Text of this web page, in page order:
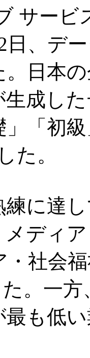
サービ
日、デ
日本
成し
「初
た。
に達
ディ
社会
た。一
最も低